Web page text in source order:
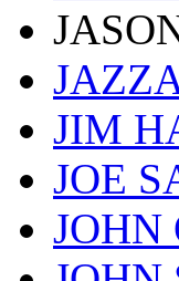
JIM
JOE
JOHN